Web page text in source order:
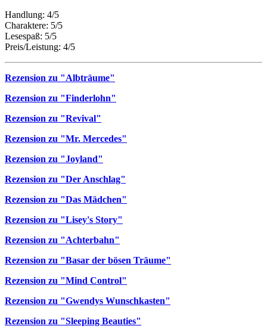
Handlung: 4/5
Charaktere: 5/5
Lesespaß: 5/5
Preis/Leistung: 4/5
Rezension zu "Albträume"
Rezension zu "Finderlohn"
Rezension zu "Revival"
Rezension zu "Mr. Mercedes"
Rezension zu "Joyland"
Rezension zu "Der Anschlag"
Rezension zu "Das Mädchen"
Rezension zu "Lisey's Story"
Rezension zu "Achterbahn"
Rezension zu "Basar der bösen Träume"
Rezension zu "Mind Control"
Rezension zu "Gwendys Wunschkasten"
Rezension zu "Sleeping Beauties"